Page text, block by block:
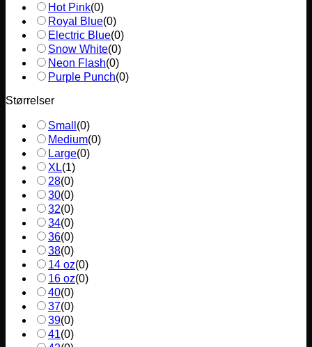
Hot Pink(0)
Royal Blue(0)
Electric Blue(0)
Snow White(0)
Neon Flash(0)
Purple Punch(0)
Størrelser
Small (0)
Medium(0)
Large(0)
XL(1)
28(0)
30(0)
32(0)
34(0)
36(0)
38(0)
14 oz(0)
16 oz(0)
40(0)
37(0)
39(0)
41(0)